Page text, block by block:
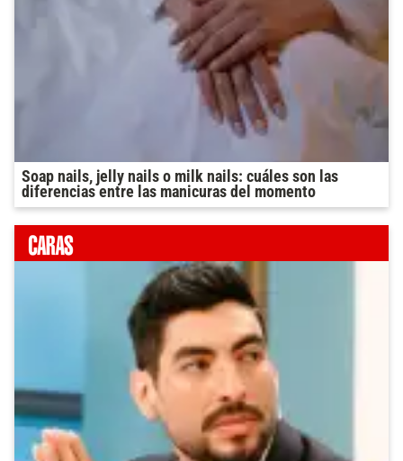
Soap nails, jelly nails o milk nails: cuáles son las
diferencias entre las manicuras del momento